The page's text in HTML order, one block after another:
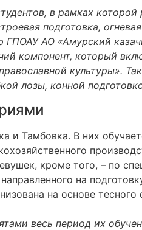
в рамках
подготовка,
ГПОАУ АО «Амурский
компонент, который
культуры».
лозы, конной
и Тамбовка. В них
кроме того, – по
на
на основе тесного
весь период их